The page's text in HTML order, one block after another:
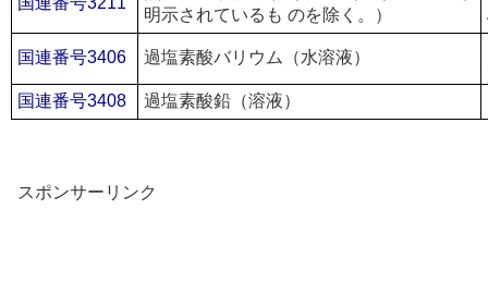
明示されているも のを除く。）
国連番号3406 過塩素酸バリウム（水溶液）
国連番号3408
過塩素酸鉛（溶液）
スポンサーリンク